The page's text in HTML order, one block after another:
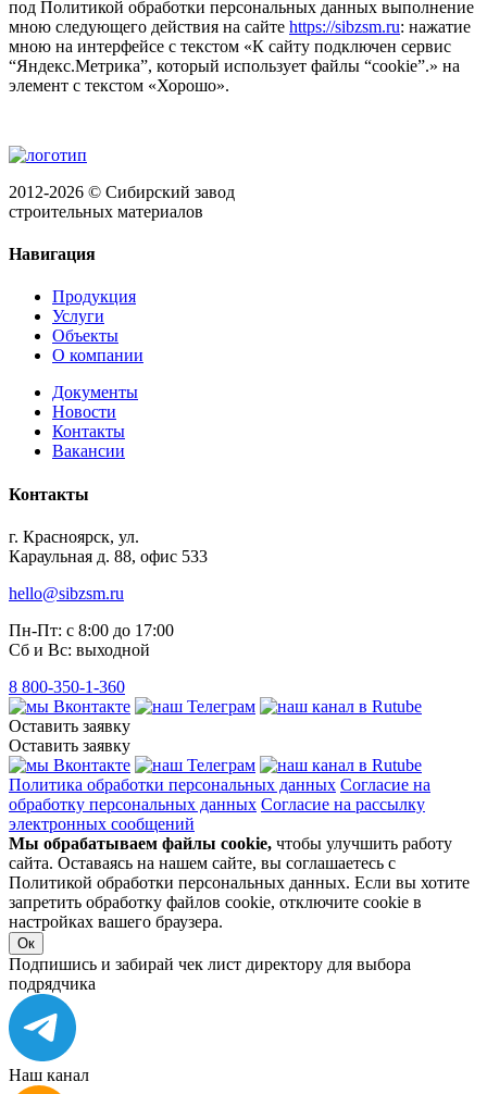
под Политикой обработки персональных данных выполнение
мною следующего действия на сайте https://sibzsm.ru: нажатие
мною на интерфейсе с текстом «К сайту подключен сервис
“Яндекс.Метрика”, который использует файлы “cookie”.» на
элемент с текстом «Хорошо».
2012-2026 © Сибирский завод
строительных материалов
Навигация
Продукция
Услуги
Объекты
О компании
Документы
Новости
Контакты
Вакансии
Контакты
г. Красноярск, ул.
Караульная д. 88, офис 533
hello@sibzsm.ru
Пн-Пт: с 8:00 до 17:00
Сб и Вс: выходной
8 800-350-1-360
Оставить заявку
Оставить заявку
Политика обработки персональных данных Согласие на
обработку персональных данных Согласие на рассылку
электронных сообщений
Мы обрабатываем файлы cookie, чтобы улучшить работу
сайта. Оставаясь на нашем сайте, вы соглашаетесь с
Политикой обработки персональных данных. Если вы хотите
запретить обработку файлов cookie, отключите cookie в
настройках вашего браузера.
Ок
Подпишись и забирай чек лист директору для выбора
подрядчика
Наш канал